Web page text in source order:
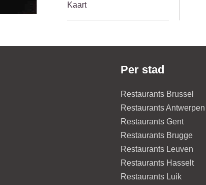
Kaart
Per stad
Restaurants Brussel
Restaurants Antwerpen
Restaurants Gent
Restaurants Brugge
Restaurants Leuven
Restaurants Hasselt
Restaurants Luik